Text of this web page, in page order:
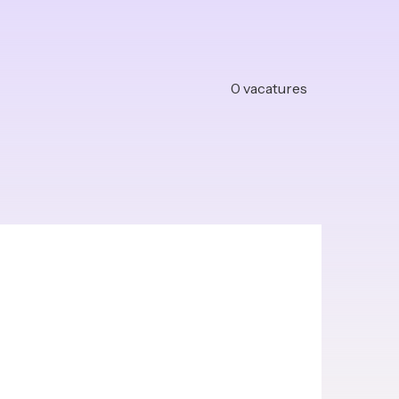
0 vacatures